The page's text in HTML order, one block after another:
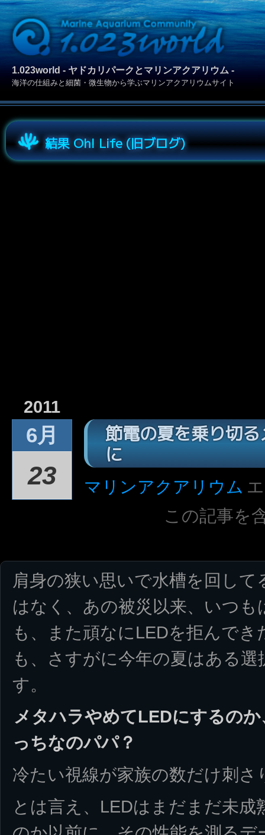
1.023world - ヤドカリパークとマリンアクアリウム -
海洋の仕組みと細菌・微生物から学ぶマリンアクアリウムサイト
結果 Oh! Life (旧ブログ)
2011
6月
23
節電の夏を乗り切
に
マリンアクアリウム
この記事を
肩身の狭い思いで水槽を回し
はなく、あの被災以来、いつ
も、また頑なにLEDを拒んで
も、さすがに今年の夏はある
す。
メタハラやめてLEDにするの
っちなのパパ？
冷たい視線が家族の数だけ刺さ
とは言え、LEDはまだまだ未